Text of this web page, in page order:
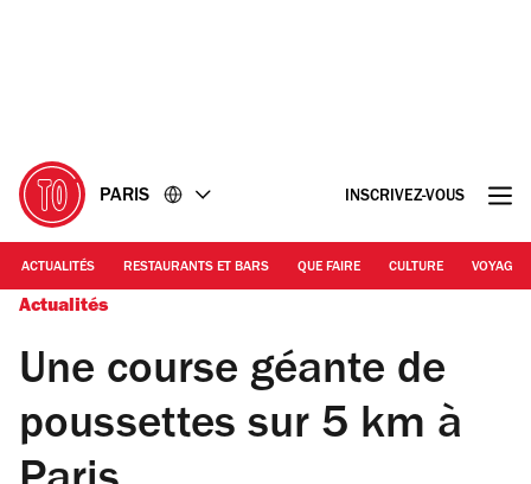
PARIS INSCRIVEZ-VOUS
ACTUALITÉS RESTAURANTS ET BARS QUE FAIRE CULTURE VOYAGE
Actualités
Une course géante de
poussettes sur 5 km à